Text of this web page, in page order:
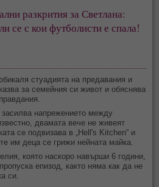
разкрития за Светлана:
се с кои футболисти е спала!
стуадията на предавания и
за семейния си живот и обяснява
напрежението между
двамата вече не живеят
се подвизава в „Hell's Kitchen“ и
им деца се грижи нейната майка.
която наскоро навърши 6 години,
епизод, както няма как да не
си.